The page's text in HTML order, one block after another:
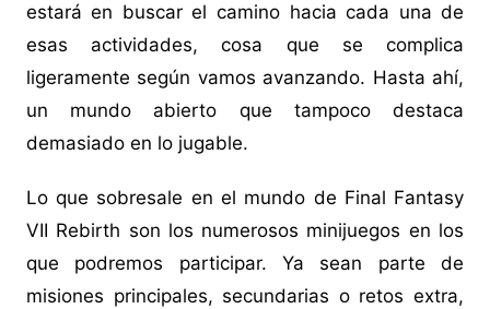
estará en buscar el camino hacia cada una de
esas actividades, cosa que se complica
ligeramente según vamos avanzando. Hasta ahí,
un mundo abierto que tampoco destaca
demasiado en lo jugable.
Lo que sobresale en el mundo de Final Fantasy
VII Rebirth son los numerosos minijuegos en los
que podremos participar. Ya sean parte de
misiones principales, secundarias o retos extra,